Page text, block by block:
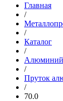
Главная
/
/
Каталог
/
Алюминий
/
Пруток
/
70.0